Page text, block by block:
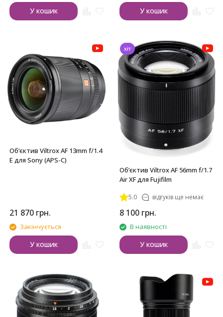
У кошик У кошик
Обʼєктив Viltrox AF 13mm f/1.4
E для Sony (APS-C)
21 870 грн.
Закінчується
У кошик
хіт
Обʼєктив Viltrox AF 56mm f/1.7
Air XF для Fujifilm
5.0 відгуків ще немає
8 100 грн.
В наявності
У кошик